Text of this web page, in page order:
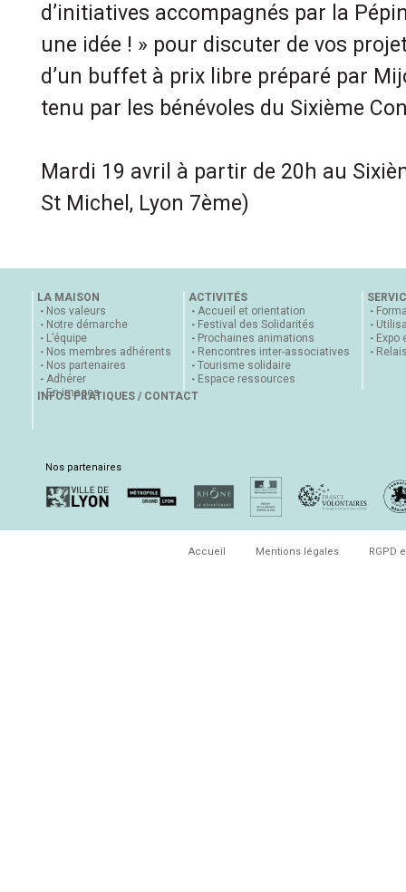
d’initiatives accompagnés par la
une idée ! » pour discuter de vos
d’un buffet à prix libre préparé par
tenu par les bénévoles du Sixième
Mardi 19 avril à partir de 20h au
St Michel, Lyon 7ème)
LA MAISON
Nos valeurs
Notre démarche
L’équipe
Nos membres adhérents
Nos partenaires
Adhérer
En images
ACTIVITÉS
Accueil et orientation
Festival des Solidarités
Prochaines animations
Rencontres inter-associatives
Tourisme solidaire
Espace ressources
Expo
INFOS PRATIQUES / CONTACT
Nos partenaires
Accueil Mentions légales RGPD